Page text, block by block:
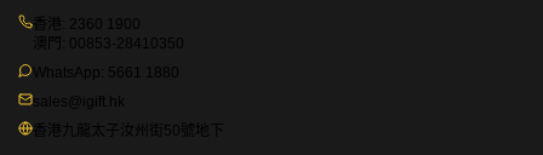
香港: 2360 1900
澳門: 00853-28410350
WhatsApp: 5661 1880
sales@igift.hk
香港九龍太子汝州街50號地下